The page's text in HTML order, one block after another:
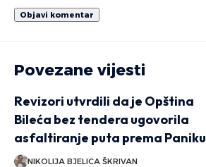
Povezane vijesti
Revizori utvrdili da je Opština
Bileća bez tendera ugovorila
asfaltiranje puta prema Paniku
NIKOLIJA BJELICA ŠKRIVAN